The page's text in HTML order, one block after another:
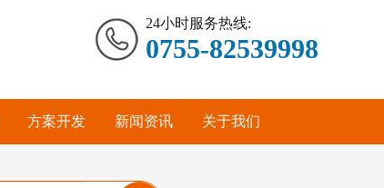
24小时服务热线:
0755-82539998
方案开发 新闻资讯 关于我们